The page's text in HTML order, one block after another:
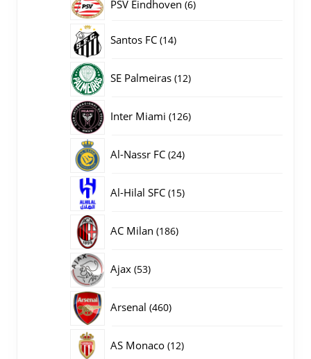
PSV Eindhoven 66
Santos FC 1414
SE Palmeiras 1212
Inter Miami 126126
Al-Nassr FC 2424
Al-Hilal SFC 1515
AC Milan 186186
Ajax 5353
Arsenal 460460
AS Monaco 1212